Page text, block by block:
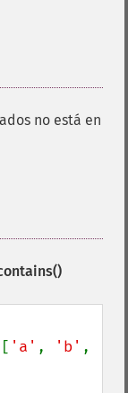
no está en
'a' , 'b'